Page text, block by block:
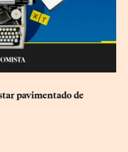
pavimentado de